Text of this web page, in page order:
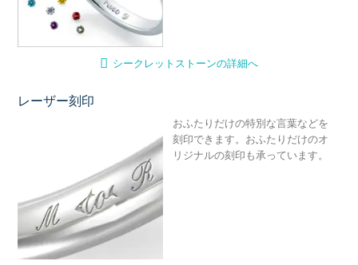
シークレットストーンの詳細へ
レーザー刻印
おふたりだけの特別な言葉などを
刻印できます。おふたりだけのオ
リジナルの刻印も承っています。